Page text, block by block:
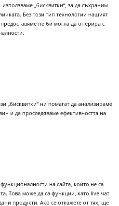
„бисквитки“, за да съхраним
Без този тип технологии нашият
не би могла да оперира с
„бисквитки“ ни помагат да анализираме
и да проследяваме ефективността на
на сайта, които не са
Това може да са функции, като live чат
продукти. Ако се откажете от тях, ще